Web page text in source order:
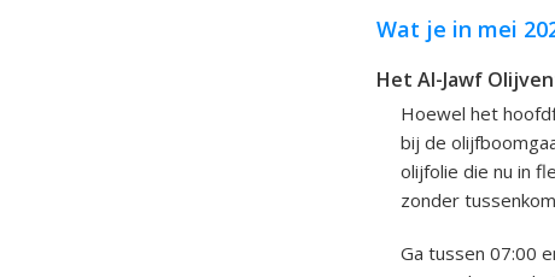
Wat je in mei
Het Al-Jawf
Hoewel het
bij de
olijfolie die nu in
zonder
Ga tussen 07:00